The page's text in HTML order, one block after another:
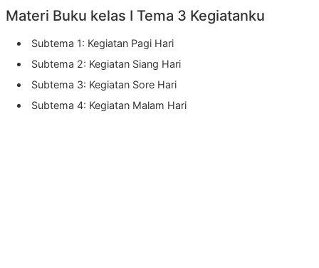
Materi Buku kelas I Tema 3 Kegiatanku
Subtema 1: Kegiatan Pagi Hari
Subtema 2: Kegiatan Siang Hari
Subtema 3: Kegiatan Sore Hari
Subtema 4: Kegiatan Malam Hari